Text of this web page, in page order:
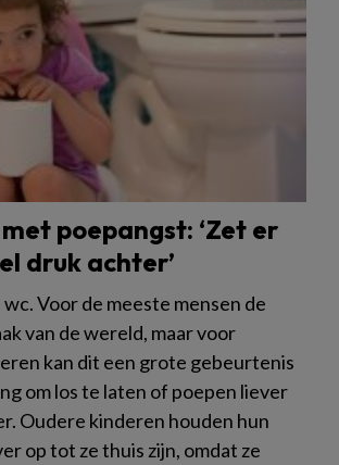
poepangst: ‘Zet er
druk achter’
Voor de meeste mensen de
van de wereld, maar voor
kan dit een grote gebeurtenis
om los te laten of poepen liever
Oudere kinderen houden hun
op tot ze thuis zijn, omdat ze